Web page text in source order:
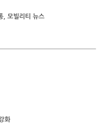
, 모빌리티 뉴스
화